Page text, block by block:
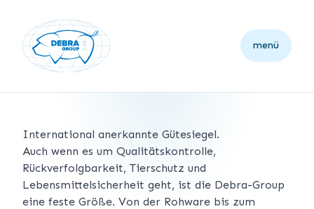
menü
International anerkannte Gütesiegel.
Auch wenn es um Qualitätskontrolle,
Rückverfolgbarkeit, Tierschutz und
Lebensmittelsicherheit geht, ist die Debra-Group
eine feste Größe. Von der Rohware bis zum